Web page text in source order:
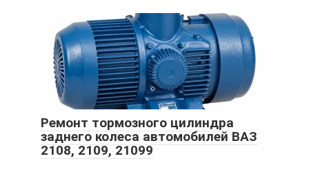
Ремонт тормозного цилиндра
заднего колеса автомобилей ВАЗ
2108, 2109, 21099